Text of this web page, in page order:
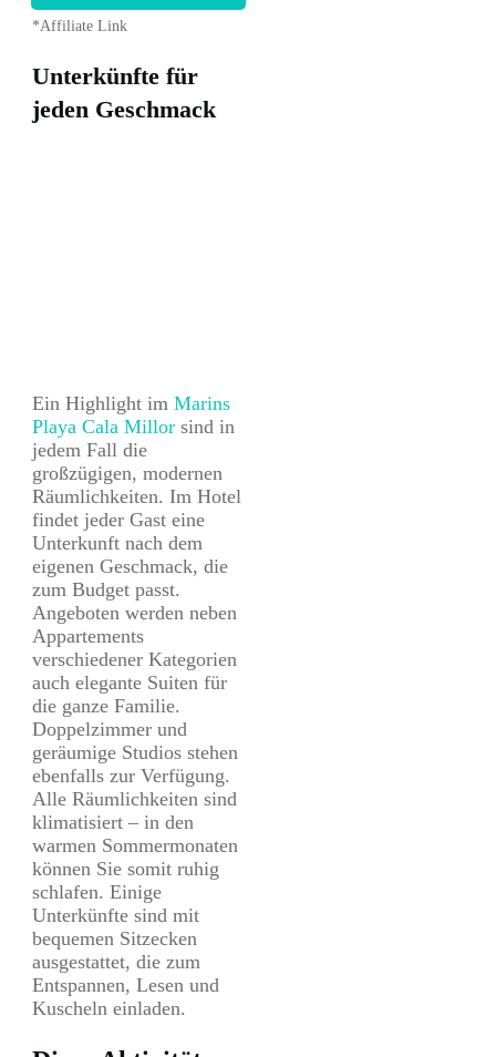
*Affiliate Link
Unterkünfte für
jeden Geschmack
Ein Highlight im Marins
Playa Cala Millor sind in
jedem Fall die
großzügigen, modernen
Räumlichkeiten. Im Hotel
findet jeder Gast eine
Unterkunft nach dem
eigenen Geschmack, die
zum Budget passt.
Angeboten werden neben
Appartements
verschiedener Kategorien
auch elegante Suiten für
die ganze Familie.
Doppelzimmer und
geräumige Studios stehen
ebenfalls zur Verfügung.
Alle Räumlichkeiten sind
klimatisiert – in den
warmen Sommermonaten
können Sie somit ruhig
schlafen. Einige
Unterkünfte sind mit
bequemen Sitzecken
ausgestattet, die zum
Entspannen, Lesen und
Kuscheln einladen.